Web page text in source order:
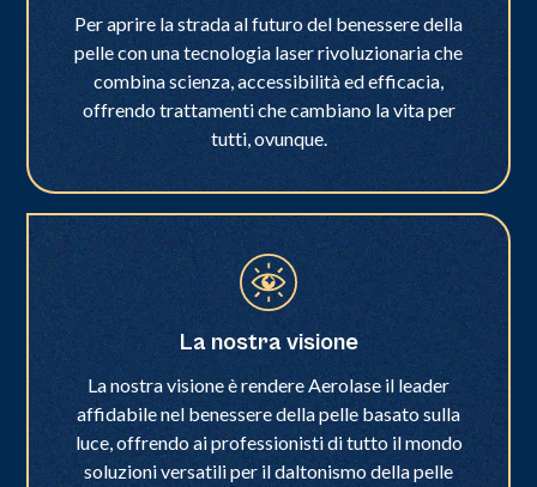
Per aprire la strada al futuro del benessere della
pelle con una tecnologia laser rivoluzionaria che
combina scienza, accessibilità ed efficacia,
offrendo trattamenti che cambiano la vita per
tutti, ovunque.
La nostra visione
La nostra visione è rendere Aerolase il leader
affidabile nel benessere della pelle basato sulla
luce, offrendo ai professionisti di tutto il mondo
soluzioni versatili per il daltonismo della pelle